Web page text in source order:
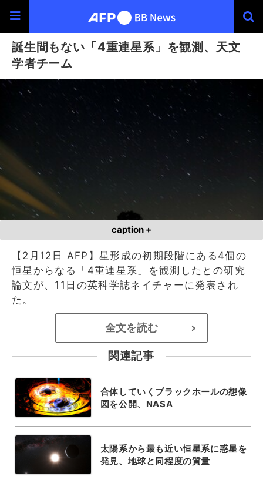
誕生間もない「4重連星系」を観測、天文
学者チーム
caption +
【2月12日 AFP】星形成の初期段階にある4個の
恒星からなる「4重連星系」を観測したとの研究
論文が、11日の英科学誌ネイチャーに発表され
た。
全文を読む >
関連記事
合体していくブラックホールの想像
図を公開、NASA
太陽系から最も近い恒星系に惑星を
発見、地球と同程度の質量